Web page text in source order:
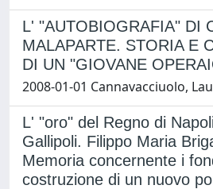
L' "AUTOBIOGRAFIA" DI
MALAPARTE. STORIA E
DI UN "GIOVANE
2008-01-01 Cannavacciuolo,
L' "oro" del Regno di
Gallipoli. Filippo Maria
Memoria concernente i
costruzione di un nuovo